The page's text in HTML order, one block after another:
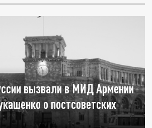
вызвали в МИД Армении
о постсоветских